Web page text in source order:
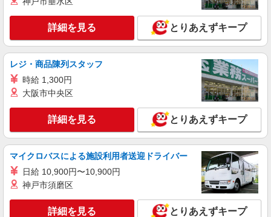
≪運転好きの方歓迎≫未経験でも活躍できる！
デイサービスSTAFF
時給1550円〜2312円 ＜交通費全支給(ガソリ
ン代含む)＞
キープ 詳細を見る
詳細を見る とりあえずキープ
レジ・商品陳列スタッフ
時給 1,300円
大阪市中央区
詳細を見る とりあえずキープ
マイクロバスによる施設利用者送迎ドライバー
日給 10,900円〜10,900円
神戸市須磨区
詳細を見る とりあえずキープ